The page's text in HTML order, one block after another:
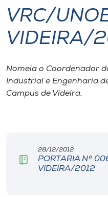
I.nova
Cultura
VRC/
VIDEIRA/
Nomeia o Coordenador
Industrial e Engenharia
Campus de Videira.
28/12/2012
PORTARIA Nº
VIDEIRA/2012